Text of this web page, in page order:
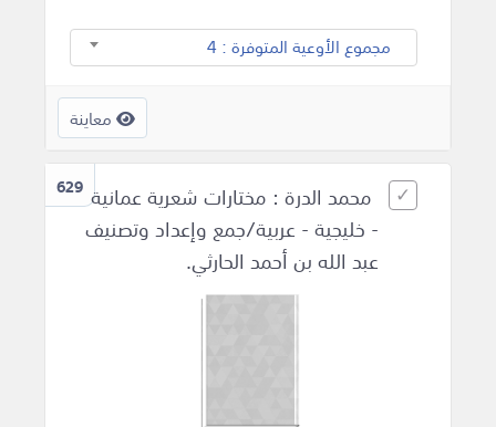
مجموع الأوعية المتوفرة : 4
معاينة
629 محمد الدرة : مختارات شعرية عمانية
- خليجية - عربية/جمع وإعداد وتصنيف
عبد الله بن أحمد الحارثي.